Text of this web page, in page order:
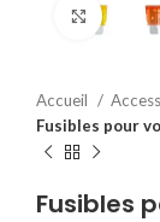
Click to
Accueil
Fusibles pour
Fusibles